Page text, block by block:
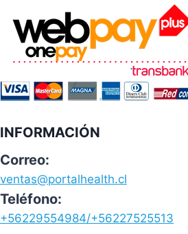
INFORMACIÓN
Correo:
ventas@portalhealth.cl
Teléfono:
+56229554984/+56227525513